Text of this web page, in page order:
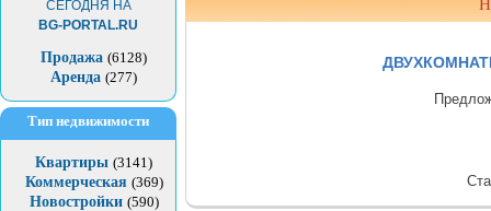
СЕГОДНЯ НА
BG-PORTAL.RU
Продажа (6128)
Аренда (277)
Тип недвижимости
Квартиры (3141)
Коммерческая (369)
Новостройки (590)